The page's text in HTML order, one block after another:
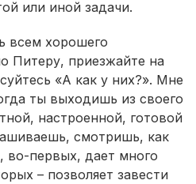
или иной задачи.
всем хорошего
Питеру, приезжайте на
«А как у них?». Мне
ты выходишь из своего
настроенной, готовой
смотришь, как
во-первых, дает много
– позволяет завести